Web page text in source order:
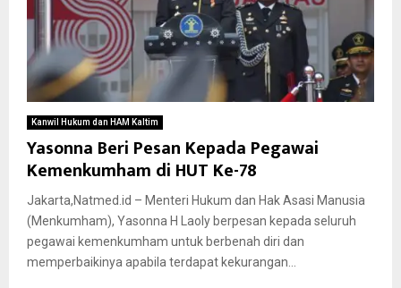
Kanwil Hukum dan HAM Kaltim
Yasonna Beri Pesan Kepada Pegawai
Kemenkumham di HUT Ke-78
Jakarta,Natmed.id – Menteri Hukum dan Hak Asasi Manusia
(Menkumham), Yasonna H Laoly berpesan kepada seluruh
pegawai kemenkumham untuk berbenah diri dan
memperbaikinya apabila terdapat kekurangan...